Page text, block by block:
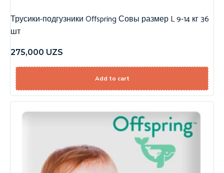
Трусики-подгузники Offspring Совы размер L 9-14 кг 36
шт
275,000 UZS
Add to cart